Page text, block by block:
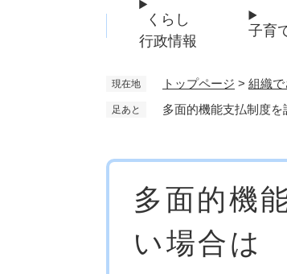
くらし
行政情報
子育
現在地 トップページ > 組織
足あと 多面的機能支払制度
多面的機
い場合は